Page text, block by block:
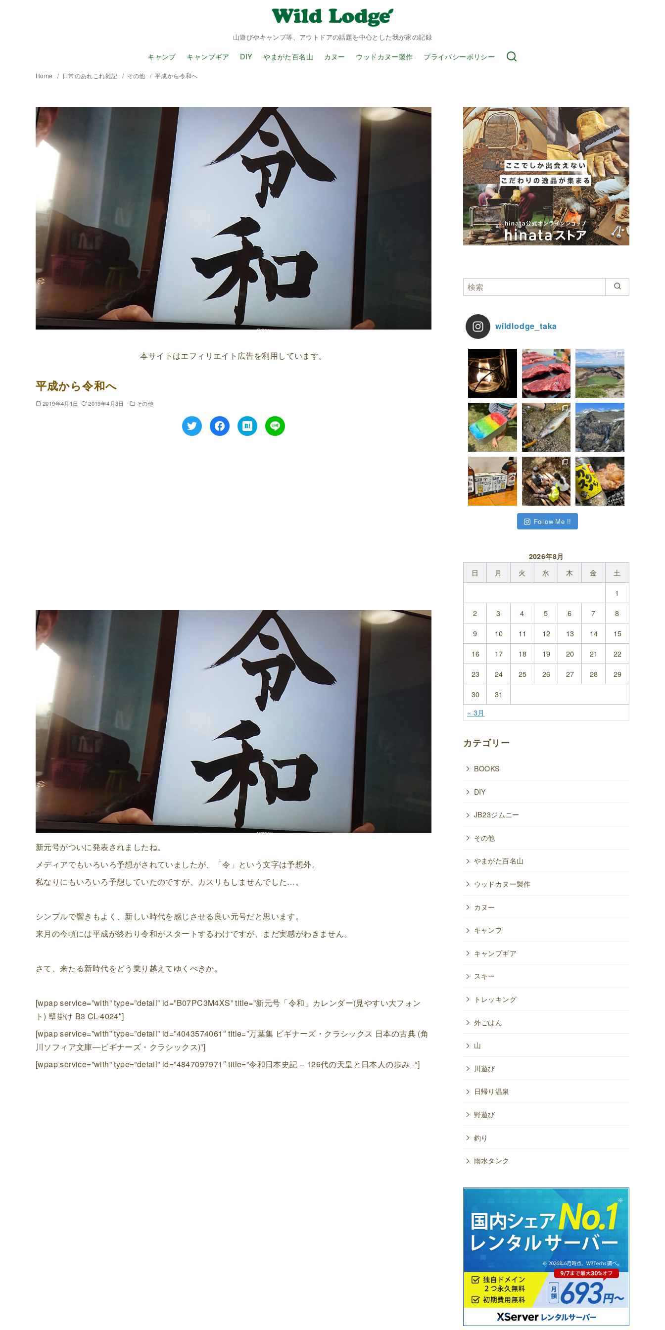
山遊びやキャンプ等、アウトドアの話題を中心とした我が家の記録
キャンプ キャンプギア DIY やまがた百名山 カヌー ウッドカヌー製作 プライバシーポリシー
Home 日常のあれこれ雑記 その他 平成から令和へ
本サイトはエフィリエイト広告を利用しています。
平成から令和へ
2019年4月1日 2019年4月3日 その他
新元号がついに発表されましたね。
メディアでもいろいろ予想がされていましたが、「令」という文字は予想外。
私なりにもいろいろ予想していたのですが、カスリもしませんでした…。
シンプルで響きもよく、新しい時代を感じさせる良い元号だと思います。
来月の今頃には平成が終わり令和がスタートするわけですが、まだ実感がわきません。
さて、来たる新時代をどう乗り越えてゆくべきか。
[wpap service=”with” type=”detail” id=”B07PC3M4XS” title=”新元号「令和」カレンダー(見やすい大フォン
ト) 壁掛け B3 CL-4024″]
[wpap service=”with” type=”detail” id=”4043574061″ title=”万葉集 ビギナーズ・クラシックス 日本の古典 (角
川ソフィア文庫―ビギナーズ・クラシックス)”]
[wpap service=”with” type=”detail” id=”4847097971″ title=”令和日本史記 – 126代の天皇と日本人の歩み -“]
wildlodge_taka
Follow Me !!
2026年8月
日 月 火 水 木 金
土
1
2
3 4 5 6 7
8
9
10 11 12 13 14
15
16
17 18 19 20 21
22
23
24 25 26 27 28
29
30
31
« 3月
カテゴリー
BOOKS
DIY
JB23ジムニー
その他
やまがた百名山
ウッドカヌー製作
カヌー
キャンプ
キャンプギア
スキー
トレッキング
外ごはん
山
川遊び
日帰り温泉
野遊び
釣り
雨水タンク